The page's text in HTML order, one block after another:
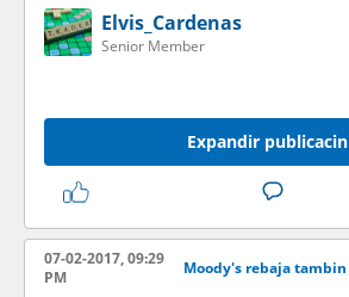
Elvis_Cardenas
Senior Member
Expandir publicacin
07-02-2017, 09:29
PM